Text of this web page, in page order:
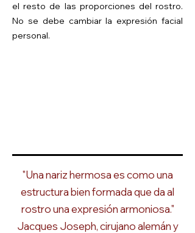
el resto de las proporciones del rostro.
No se debe cambiar la expresión facial
personal.
"Una nariz hermosa es como una
estructura bien formada que da al
rostro una expresión armoniosa."
Jacques Joseph, cirujano alemán y